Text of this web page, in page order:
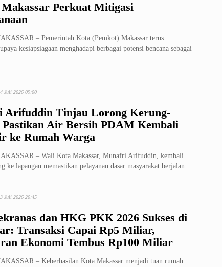
Perkuat Mitigasi
– Pemerintah Kota (Pemkot) Makassar terus
kesiapsiagaan menghadapi berbagai potensi bencana sebagai
Arifuddin Tinjau Lorong Kerung-
Air Bersih PDAM Kembali
ke Rumah Warga
Juli 2026 09:00
– Wali Kota Makassar, Munafri Arifuddin, kembali
ke lapangan memastikan pelayanan dasar masyarakat berjalan
dan HKG PKK 2026 Sukses di
Transaksi Capai Rp5 Miliar,
Ekonomi Tembus Rp100 Miliar
Juli 2026 20:45
– Keberhasilan Kota Makassar menjadi tuan rumah